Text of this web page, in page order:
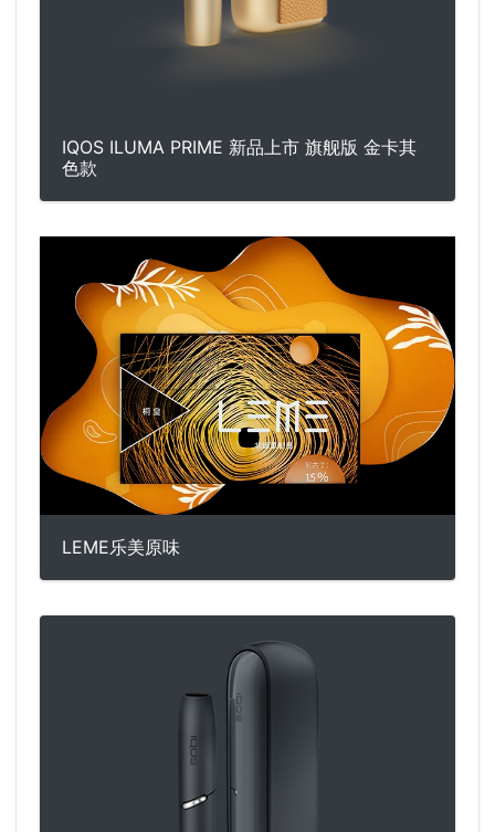
IQOS ILUMA PRIME 新品上市 旗舰版 金卡其
色款
LEME乐美原味